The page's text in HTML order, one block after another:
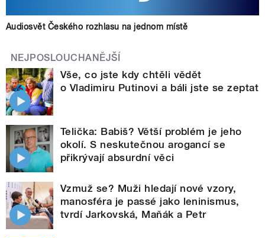
Audiosvět Českého rozhlasu na jednom místě
NEJPOSLOUCHANĚJŠÍ
Vše, co jste kdy chtěli vědět
o Vladimiru Putinovi a báli jste se zeptat
Telička: Babiš? Větší problém je jeho
okolí. S neskutečnou arogancí se
přikrývají absurdní věci
Vzmuž se? Muži hledají nové vzory,
manosféra je passé jako leninismus,
tvrdí Jarkovská, Maňák a Petr